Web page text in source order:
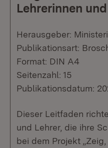
Lehrerinnen
Herausgeber:
Publikationsart:
Format: DIN A4
Seitenzahl: 15
Publikationsdatum:
Dieser Leitfaden
und Lehrer, die ihre
bei dem Projekt